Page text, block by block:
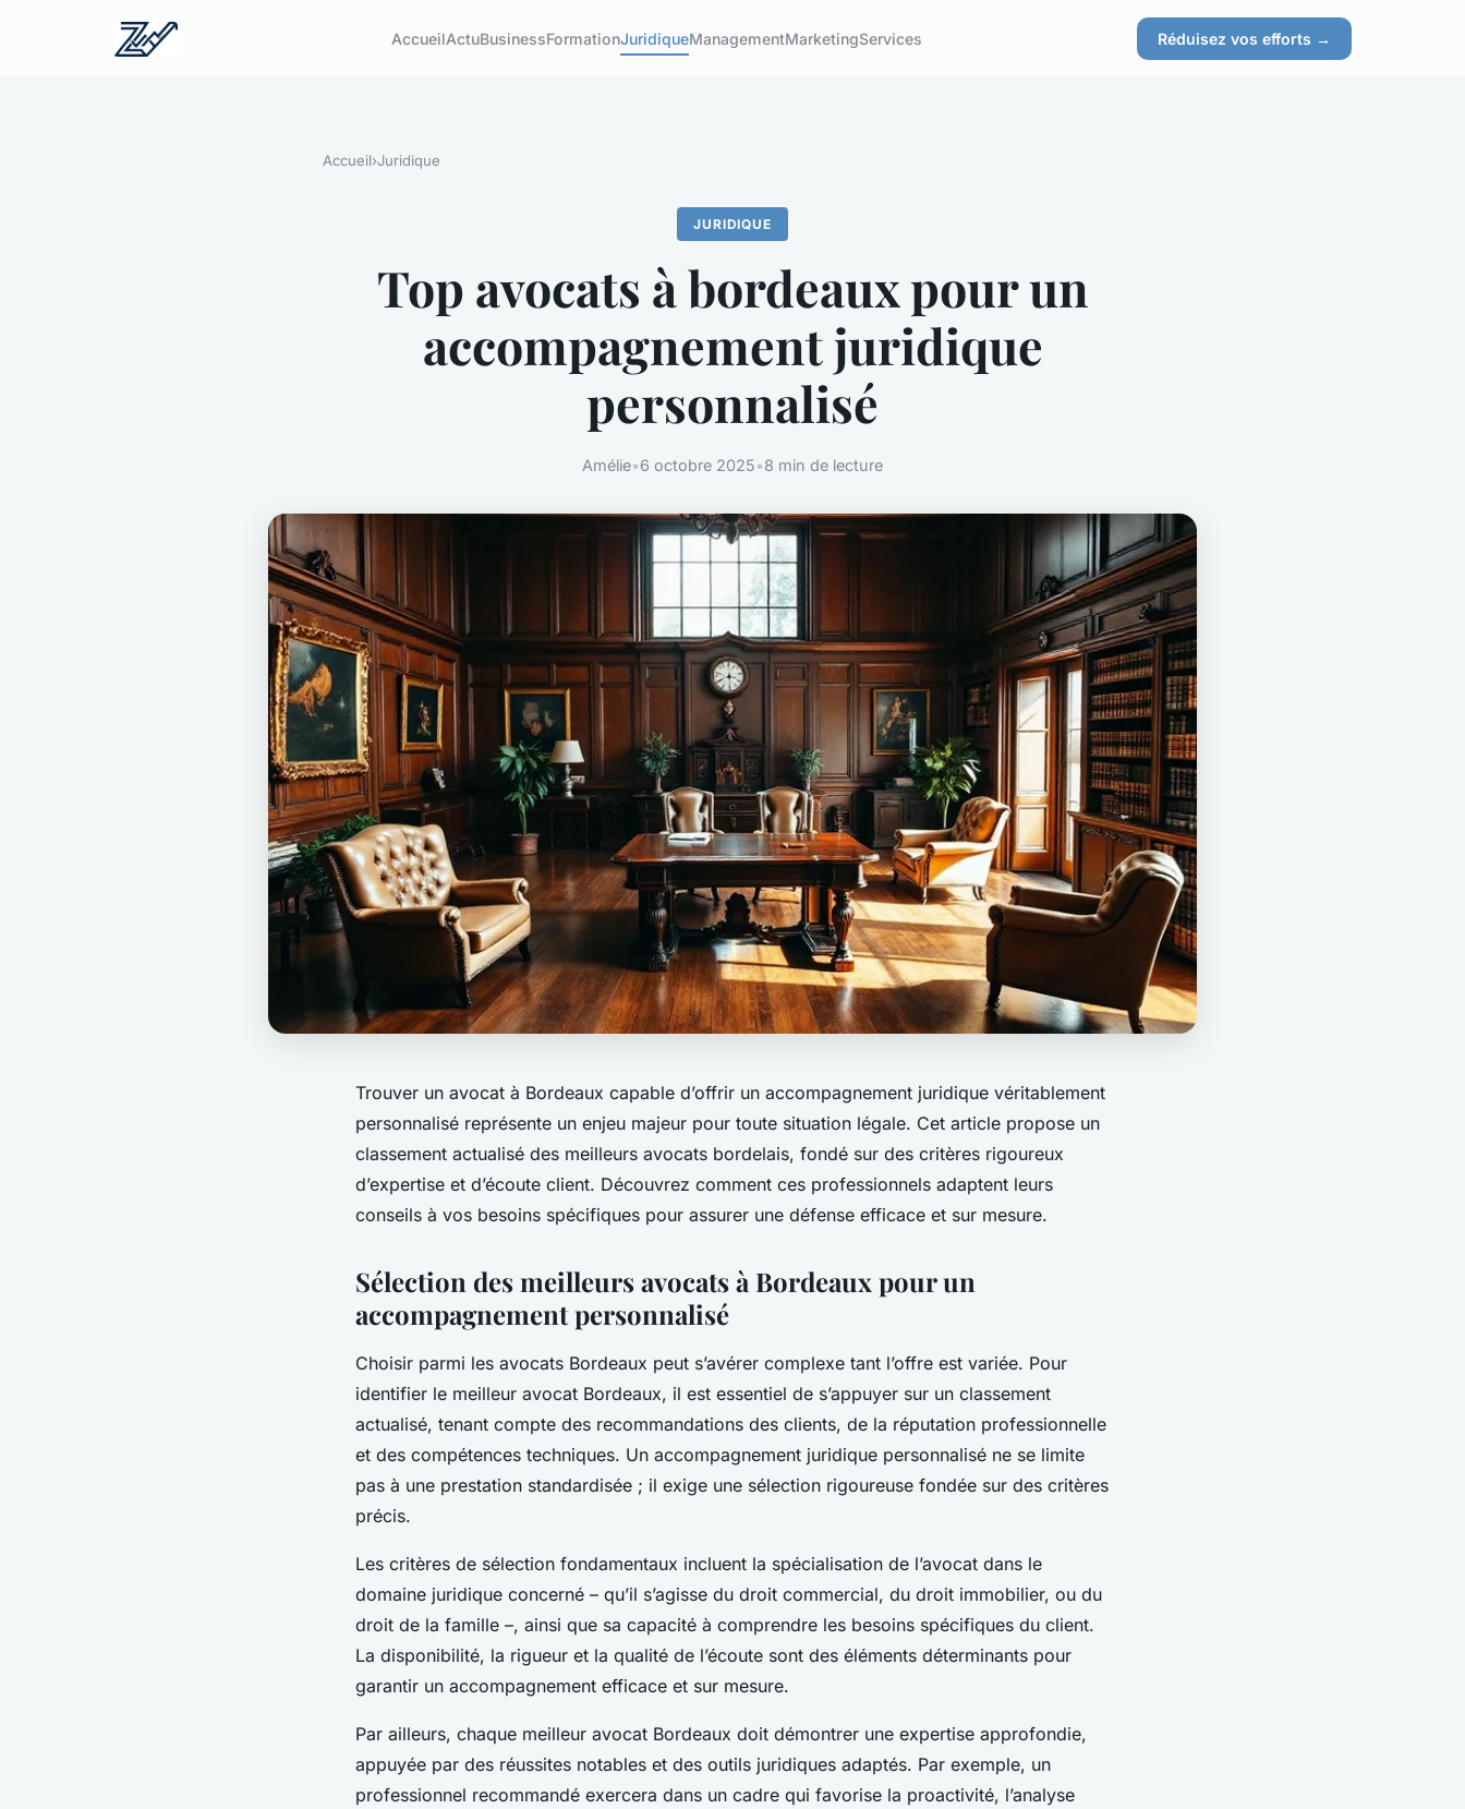
AccueilActuBusinessFormationJuridiqueManagementMarketingServices Réduisez vos efforts →
Accueil›Juridique
JURIDIQUE
Top avocats à bordeaux pour un
accompagnement juridique
personnalisé
Amélie•6 octobre 2025•8 min de lecture
Trouver un avocat à Bordeaux capable d’offrir un accompagnement juridique véritablement
personnalisé représente un enjeu majeur pour toute situation légale. Cet article propose un
classement actualisé des meilleurs avocats bordelais, fondé sur des critères rigoureux
d’expertise et d’écoute client. Découvrez comment ces professionnels adaptent leurs
conseils à vos besoins spécifiques pour assurer une défense efficace et sur mesure.
Sélection des meilleurs avocats à Bordeaux pour un
accompagnement personnalisé
Choisir parmi les avocats Bordeaux peut s’avérer complexe tant l’offre est variée. Pour
identifier le meilleur avocat Bordeaux, il est essentiel de s’appuyer sur un classement
actualisé, tenant compte des recommandations des clients, de la réputation professionnelle
et des compétences techniques. Un accompagnement juridique personnalisé ne se limite
pas à une prestation standardisée ; il exige une sélection rigoureuse fondée sur des critères
précis.
Les critères de sélection fondamentaux incluent la spécialisation de l’avocat dans le
domaine juridique concerné – qu’il s’agisse du droit commercial, du droit immobilier, ou du
droit de la famille –, ainsi que sa capacité à comprendre les besoins spécifiques du client.
La disponibilité, la rigueur et la qualité de l’écoute sont des éléments déterminants pour
garantir un accompagnement efficace et sur mesure.
Par ailleurs, chaque meilleur avocat Bordeaux doit démontrer une expertise approfondie,
appuyée par des réussites notables et des outils juridiques adaptés. Par exemple, un
professionnel recommandé exercera dans un cadre qui favorise la proactivité, l’analyse